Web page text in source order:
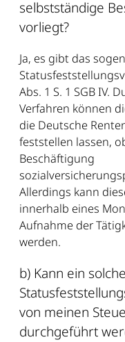
selbstständige
vorliegt?
Ja, es gibt das
Abs. 1 S. 1 SGB IV.
Verfahren können
die Deutsche
feststellen lassen,
Beschäftigung
Allerdings kann
innerhalb eines
Aufnahme der
werden.
b) Kann ein
von meinen
durchgeführt